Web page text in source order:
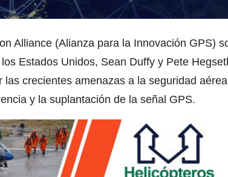
Alliance (Alianza para la Innovación GPS)
Estados Unidos, Sean Duffy y Pete
crecientes amenazas a la seguridad
y la suplantación de la señal GPS.